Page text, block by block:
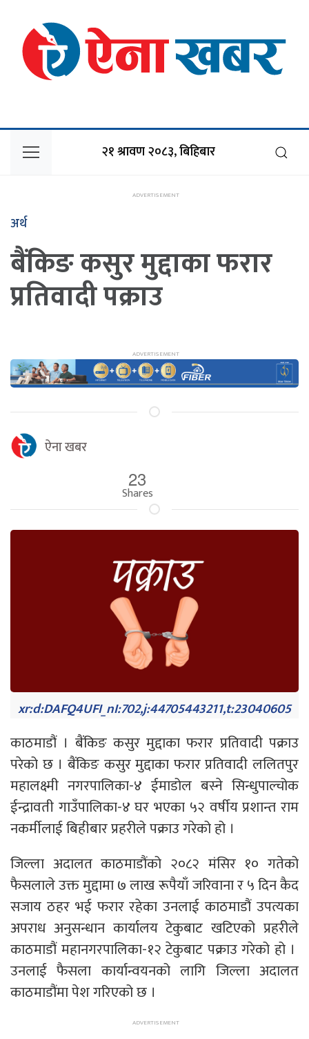
२१ श्रावण २०८३, बिहिबार
अर्थ
बैंकिङ कसुर मुद्दाका फरार
प्रतिवादी पक्राउ
ऐना खबर
23
Shares
xr:d:DAFQ4UFI_nI:702,j:44705443211,t:23040605
काठमाडौं । बैंकिङ कसुर मुद्दाका फरार प्रतिवादी पक्राउ
परेको छ । बैंकिङ कसुर मुद्दाका फरार प्रतिवादी ललितपुर
महालक्ष्मी नगरपालिका-४ ईमाडोल बस्ने सिन्धुपाल्चोक
ईन्द्रावती गाउँपालिका-४ घर भएका ५२ वर्षीय प्रशान्त राम
नकर्मीलाई बिहीबार प्रहरीले पक्राउ गरेको हो ।
जिल्ला अदालत काठमाडौंको २०८२ मंसिर १० गतेको
फैसलाले उक्त मुद्दामा ७ लाख रूपैयाँ जरिवाना र ५ दिन कैद
सजाय ठहर भई फरार रहेका उनलाई काठमाडौं उपत्यका
अपराध अनुसन्धान कार्यालय टेकुबाट खटिएको प्रहरीले
काठमाडौं महानगरपालिका-१२ टेकुबाट पक्राउ गरेको हो ।
उनलाई फैसला कार्यान्वयनको लागि जिल्ला अदालत
काठमाडौंमा पेश गरिएको छ ।